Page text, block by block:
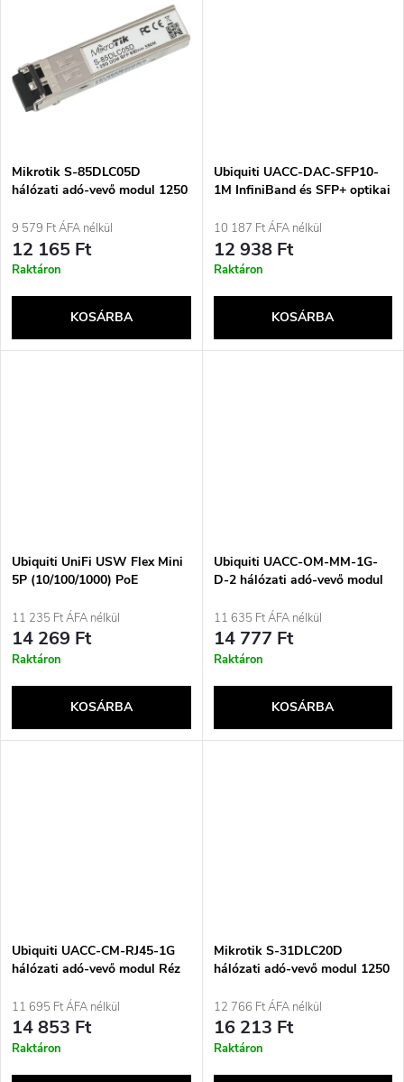
e
z
é
s
e
t
j
a
Mikrotik S-85DLC05D
hálózati adó-vevő modul 1250
9 579 Ft ÁFA nélkül
12 165 Ft
Raktáron
KOSÁRBA
Ubiquiti UACC-DAC-SFP10-
1M InfiniBand és SFP+ optikai
10 187 Ft ÁFA nélkül
12 938 Ft
Raktáron
KOSÁRBA
Ubiquiti UniFi USW Flex Mini
5P (10/100/1000) PoE
11 235 Ft ÁFA nélkül
14 269 Ft
Raktáron
KOSÁRBA
Ubiquiti UACC-OM-MM-1G-
D-2 hálózati adó-vevő modul
11 635 Ft ÁFA nélkül
14 777 Ft
Raktáron
KOSÁRBA
Ubiquiti UACC-CM-RJ45-1G
hálózati adó-vevő modul Réz
11 695 Ft ÁFA nélkül
14 853 Ft
Raktáron
Mikrotik S-31DLC20D
hálózati adó-vevő modul 1250
12 766 Ft ÁFA nélkül
16 213 Ft
Raktáron